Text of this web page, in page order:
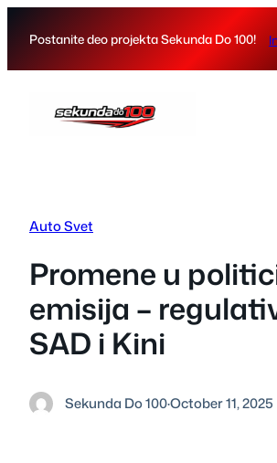
Postanite deo projekta Sekunda Do 100!
Auto Svet
Promene u
emisija –
SAD i Kini
Sekunda Do 100·October 11, 2025